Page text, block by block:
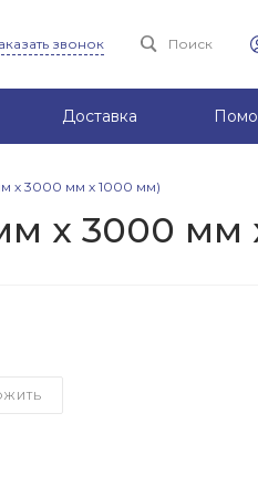
звонок Поиск
Доставка
х 3000 мм х 1000 мм)
х 3000 мм